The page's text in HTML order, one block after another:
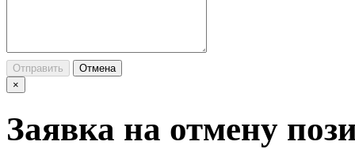
Отправить
Отмена
×
Заявка на отмену